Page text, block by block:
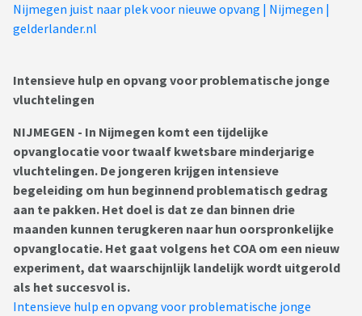
Nijmegen juist naar plek voor nieuwe opvang | Nijmegen |
gelderlander.nl
Intensieve hulp en opvang voor problematische jonge
vluchtelingen
NIJMEGEN - In Nijmegen komt een tijdelijke
opvanglocatie voor twaalf kwetsbare minderjarige
vluchtelingen. De jongeren krijgen intensieve
begeleiding om hun beginnend problematisch gedrag
aan te pakken. Het doel is dat ze dan binnen drie
maanden kunnen terugkeren naar hun oorspronkelijke
opvanglocatie. Het gaat volgens het COA om een nieuw
experiment, dat waarschijnlijk landelijk wordt uitgerold
als het succesvol is.
Intensieve hulp en opvang voor problematische jonge